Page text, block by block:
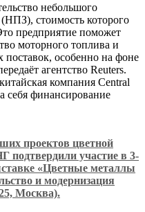
небольшого
стоимость которого
предприятие поможет
моторного топлива и
поставок, особенно на фоне
агентство Reuters.
компания Central
себя финансирование
проектов цветной
подтвердили участие в 3-
«Цветные металлы
и модернизация
Москва).